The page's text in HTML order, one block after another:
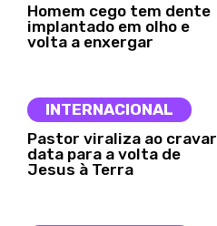
Homem cego tem dente
implantado em olho e
volta a enxergar
INTERNACIONAL
Pastor viraliza ao cravar
data para a volta de
Jesus à Terra